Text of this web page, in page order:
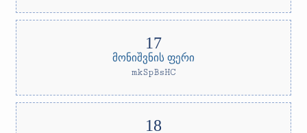
მონიშვნის ფერი
mkSpBsHC